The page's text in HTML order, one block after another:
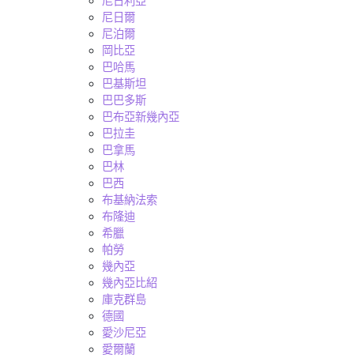
尼日爾
尼泊爾
岡比亞
巴哈馬
巴基斯坦
巴巴多斯
巴布亞新幾內亞
巴拉圭
巴拿馬
巴林
巴西
布基納法索
布隆迪
希臘
帕勞
幾內亞
幾內亞比紹
庫克群島
德國
愛沙尼亞
愛爾蘭